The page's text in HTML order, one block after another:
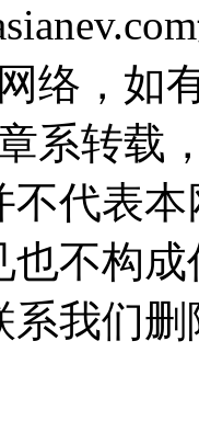
络，如
系转载
不代表
也不构
系我们